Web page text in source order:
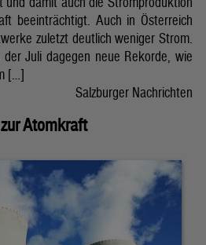
beeinträchtigt. Auch in Österreich
zuletzt deutlich weniger Strom.
Juli dagegen neue Rekorde, wie
[…]
Salzburger Nachrichten
Atomkraft